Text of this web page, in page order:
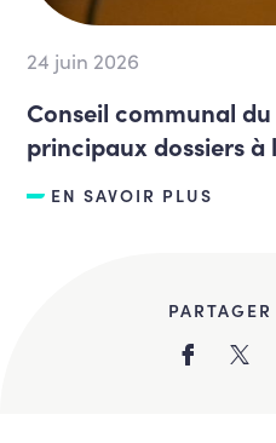
24 juin 2026
Conseil communal
principaux dossiers à
EN SAVOIR PLUS